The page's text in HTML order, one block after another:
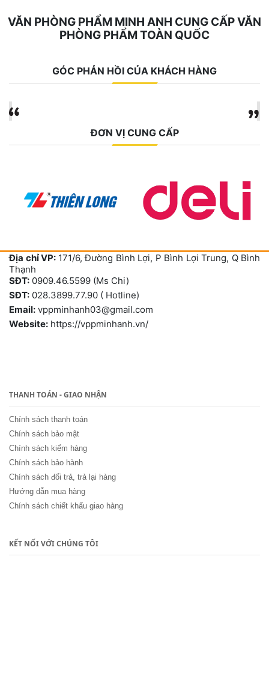
VĂN PHÒNG PHẨM MINH ANH CUNG CẤP VĂN
PHÒNG PHẨM TOÀN QUỐC
GÓC PHẢN HỒI CỦA KHÁCH HÀNG
ĐƠN VỊ CUNG CẤP
Địa chỉ VP: 171/6, Đường Bình Lợi, P Bình Lợi Trung, Q Bình
Thạnh
SĐT: 0909.46.5599 (Ms Chi)
SĐT: 028.3899.77.90 ( Hotline)
Email: vppminhanh03@gmail.com
Website: https://vppminhanh.vn/
THANH TOÁN - GIAO NHẬN
Chính sách thanh toán
Chính sách bảo mật
Chính sách kiểm hàng
Chính sách bảo hành
Chính sách đổi trả, trả lại hàng
Hướng dẫn mua hàng
Chính sách chiết khấu giao hàng
KẾT NỐI VỚI CHÚNG TÔI